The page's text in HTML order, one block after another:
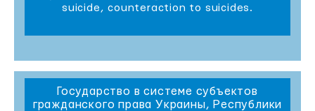
suicide, counteraction to suicides.
Государство в системе субъектов
гражданского права Украины, Республики